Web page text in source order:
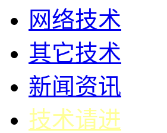
网络技术
其它技术
新闻资讯
技术请进